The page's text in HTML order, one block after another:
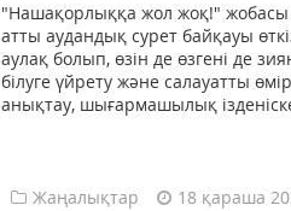
"Нашақорлыққа жол жоқ!" жобасы
атты аудандық сурет байқауы
аулақ болып, өзін де өзгені де
білуге үйрету және салауатты
анықтау, шығармашылық
Жаңалықтар 18 қараша